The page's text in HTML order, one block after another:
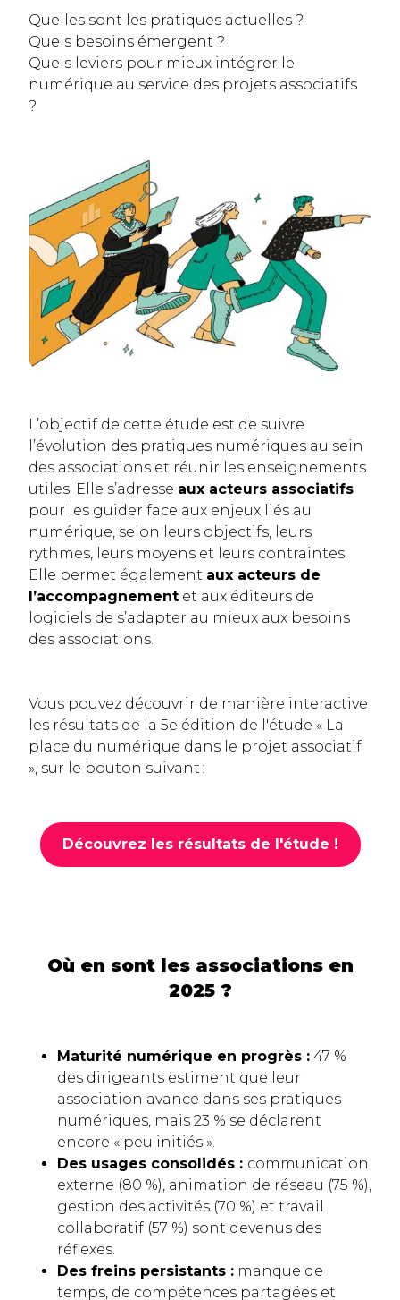
Quelles sont les pratiques actuelles ?
Quels besoins émergent ?
Quels leviers pour mieux intégrer le
numérique au service des projets associatifs
?
L’objectif de cette étude est de suivre
l’évolution des pratiques numériques au sein
des associations et réunir les enseignements
utiles. Elle s’adresse aux acteurs associatifs
pour les guider face aux enjeux liés au
numérique, selon leurs objectifs, leurs
rythmes, leurs moyens et leurs contraintes.
Elle permet également aux acteurs de
l’accompagnement et aux éditeurs de
logiciels de s’adapter au mieux aux besoins
des associations.
Vous pouvez découvrir de manière interactive
les résultats de la 5e édition de l'étude « La
place du numérique dans le projet associatif
», sur le bouton suivant :
Découvrez les résultats de l'étude !
Où en sont les associations en
2025 ?
Maturité numérique en progrès : 47 %
des dirigeants estiment que leur
association avance dans ses pratiques
numériques, mais 23 % se déclarent
encore « peu initiés ».
Des usages consolidés : communication
externe (80 %), animation de réseau (75 %),
gestion des activités (70 %) et travail
collaboratif (57 %) sont devenus des
réflexes.
Des freins persistants : manque de
temps, de compétences partagées et